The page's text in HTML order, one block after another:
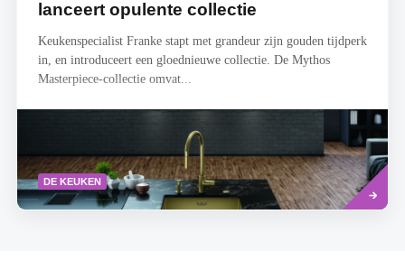
lanceert opulente collectie
Keukenspecialist Franke stapt met grandeur zijn gouden tijdperk
in, en introduceert een gloednieuwe collectie. De Mythos
Masterpiece-collectie omvat...
DE KEUKEN
Read
more